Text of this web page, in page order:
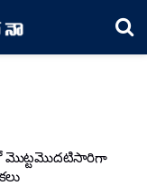
లో మొట్టమొదటిసారిగా